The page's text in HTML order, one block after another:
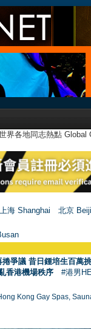
界各地同志熱點
上海 Shanghai
北京
爭議 昔日鍾培生百萬
香港機場秩序 #港男
Kong Gay Spas,